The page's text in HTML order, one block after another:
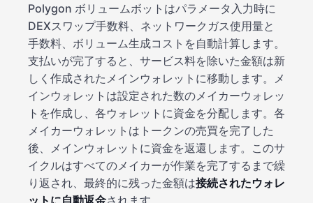
Polygon ボリュームボットはパラメータ入力時に
DEXスワップ手数料、ネットワークガス使用量と
手数料、ボリューム生成コストを自動計算します。
支払いが完了すると、サービス料を除いた金額は新
しく作成されたメインウォレットに移動します。メ
インウォレットは設定された数のメイカーウォレッ
トを作成し、各ウォレットに資金を分配します。各
メイカーウォレットはトークンの売買を完了した
後、メインウォレットに資金を返還します。このサ
イクルはすべてのメイカーが作業を完了するまで繰
り返され、最終的に残った金額は接続されたウォレ
ットに自動返金されます。